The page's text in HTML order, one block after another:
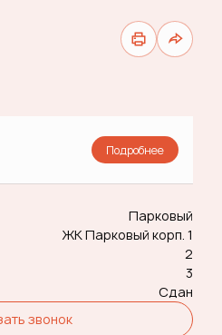
Подробнее
Парковый
ЖК Парковый корп. 1
2
3
Сдан
звонок